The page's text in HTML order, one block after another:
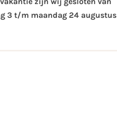
3 t/m maandag 24 augustus